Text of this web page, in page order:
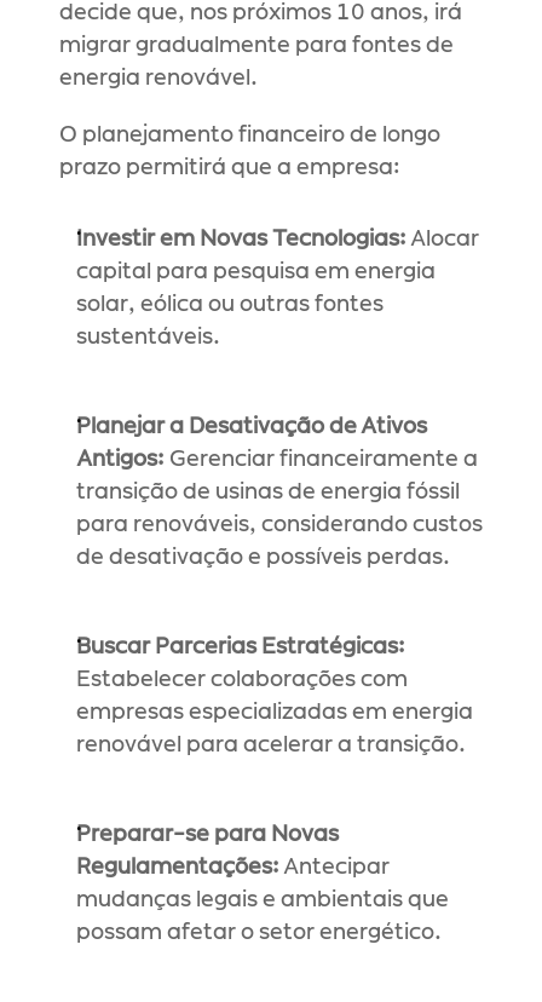
decide que, nos próximos 10 anos, irá
migrar gradualmente para fontes de
energia renovável.
O planejamento financeiro de longo
prazo permitirá que a empresa:
Investir em Novas Tecnologias: Alocar
capital para pesquisa em energia
solar, eólica ou outras fontes
sustentáveis.
Planejar a Desativação de Ativos
Antigos: Gerenciar financeiramente a
transição de usinas de energia fóssil
para renováveis, considerando custos
de desativação e possíveis perdas.
Buscar Parcerias Estratégicas:
Estabelecer colaborações com
empresas especializadas em energia
renovável para acelerar a transição.
Preparar-se para Novas
Regulamentações: Antecipar
mudanças legais e ambientais que
possam afetar o setor energético.